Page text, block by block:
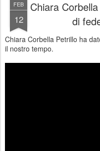
FEB
12
Chiara
di
Chiara Corbella Petrillo ha
il nostro tempo.